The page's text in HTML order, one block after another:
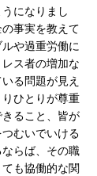
になりまし
事実を教えて
や過重労働に
ス者の増加な
る問題が見え
ひとりが尊重
ること、皆が
むいでいける
らば、その職
も協働的な関